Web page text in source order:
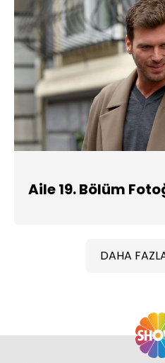
Aile 19. Bölüm
DAHA